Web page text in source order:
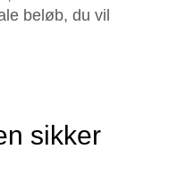
beløb, du vil
sikker